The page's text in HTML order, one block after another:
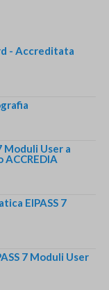
- Accreditata
Moduli User a
ACCREDIA
EIPASS 7
7 Moduli User